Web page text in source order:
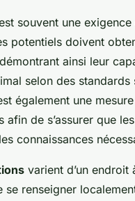
souvent une exigence
potentiels doivent
ainsi leur
selon des
également une
afin de s’assurer que
connaissances
varient d’un endroit
se renseigner